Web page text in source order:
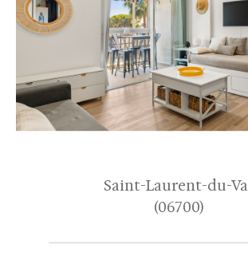
Saint-Laurent-du-
(06700)